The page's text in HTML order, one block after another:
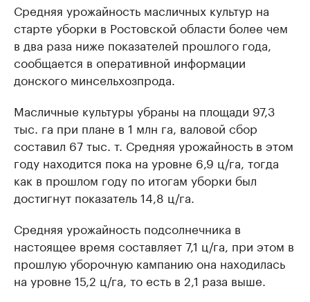
Средняя урожайность масличных культур на
старте уборки в Ростовской области более чем
в два раза ниже показателей прошлого года,
сообщается в оперативной информации
донского минсельхозпрода.
Масличные культуры убраны на площади 97,3
тыс. га при плане в 1 млн га, валовой сбор
составил 67 тыс. т. Средняя урожайность в этом
году находится пока на уровне 6,9 ц/га, тогда
как в прошлом году по итогам уборки был
достигнут показатель 14,8 ц/га.
Средняя урожайность подсолнечника в
настоящее время составляет 7,1 ц/га, при этом в
прошлую уборочную кампанию она находилась
на уровне 15,2 ц/га, то есть в 2,1 раза выше.